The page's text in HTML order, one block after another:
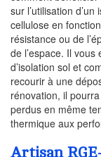
sur l’utilisation
cellulose en
résistance ou de
de l’espace. Il
d’isolation sol et
recourir à une
rénovation, il
perdus en même
thermique aux
Artisan